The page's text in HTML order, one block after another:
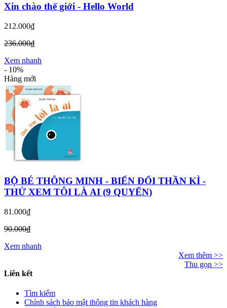
Xin chào thế giới - Hello World
212.000₫
236.000₫
Xem nhanh
- 10%
Hàng mới
BỘ BÉ THÔNG MINH - BIẾN ĐỔI THẦN KÌ -
THỬ XEM TÔI LÀ AI (9 QUYỂN)
81.000₫
90.000₫
Xem nhanh
Xem thêm >>
Thu gọn >>
Liên kết
Tìm kiếm
Chính sách bảo mật thông tin khách hàng